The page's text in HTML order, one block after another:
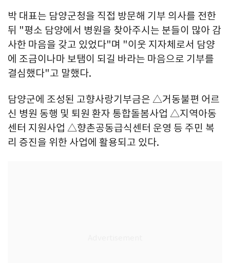
박 대표는 담양군청을 직접 방문해 기부 의사를 전한
뒤 "평소 담양에서 병원을 찾아주시는 분들이 많아 감
사한 마음을 갖고 있었다"며 "이웃 지자체로서 담양
에 조금이나마 보탬이 되길 바라는 마음으로 기부를
결심했다"고 말했다.
담양군에 조성된 고향사랑기부금은 △거동불편 어르
신 병원 동행 및 퇴원 환자 통합돌봄사업 △지역아동
센터 지원사업 △향촌공동급식센터 운영 등 주민 복
리 증진을 위한 사업에 활용되고 있다.